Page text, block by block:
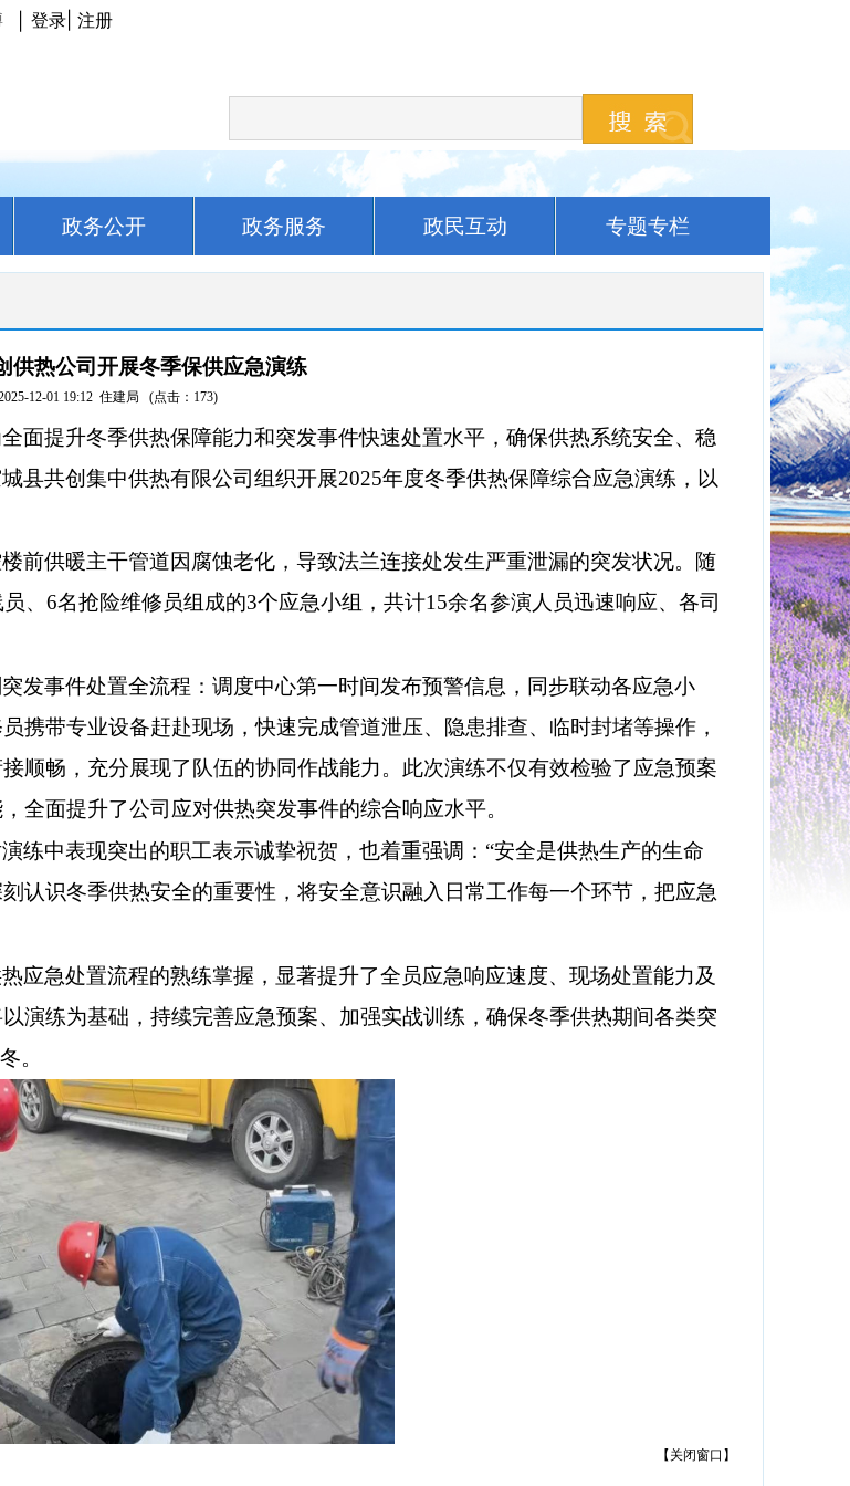
登录 注册
政务公开 政务服务 政民互动 专题专栏
供热公司开展冬季保供应急演练​
12-01 19:12 住建局 (点击： 173)
面提升冬季供热保障能力和突发事件快速处置水平，确保供热系统安全、稳
县共创集中供热有限公司组织开展2025年度冬季供热保障综合应急演练，以
前供暖主干管道因腐蚀老化，导致法兰连接处发生严重泄漏的突发状况。随
、6名抢险维修员组成的3个应急小组，共计15余名参演人员迅速响应、各司
发事件处置全流程：调度中心第一时间发布预警信息，同步联动各应急小
携带专业设备赶赴现场，快速完成管道泄压、隐患排查、临时封堵等操作，
顺畅，充分展现了队伍的协同作战能力。此次演练不仅有效检验了应急预案
全面提升了公司应对供热突发事件的综合响应水平。
练中表现突出的职工表示诚挚祝贺，也着重强调： “安全是供热生产的生命
认识冬季供热安全的重要性，将安全意识融入日常工作每一个环节，把应急
应急处置流程的熟练掌握，显著提升了全员应急响应速度、现场处置能力及
演练为基础，持续完善应急预案、加强实战训练，确保冬季供热期间各类突
。
【 关闭窗口 】